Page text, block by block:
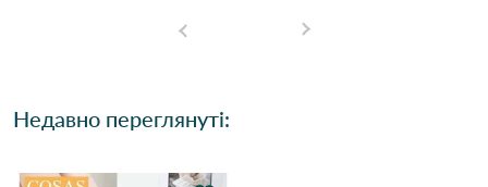
Недавно переглянуті: